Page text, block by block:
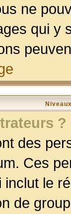
ne
qui y
?
des
Ces
le
de